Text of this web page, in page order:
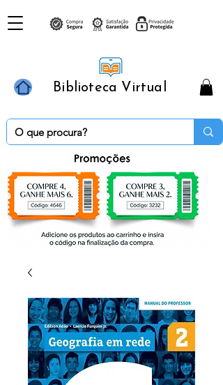
Biblioteca Virtual